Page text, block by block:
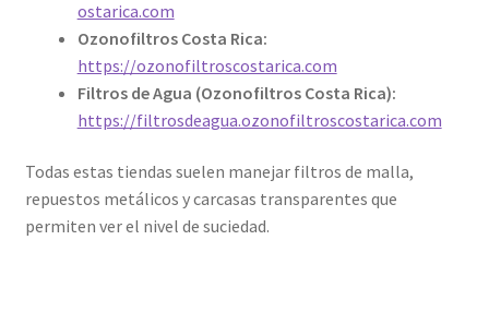
ostarica.com
Ozonofiltros Costa Rica:
https://ozonofiltroscostarica.com
Filtros de Agua (Ozonofiltros Costa Rica):
https://filtrosdeagua.ozonofiltroscostarica.com
Todas estas tiendas suelen manejar filtros de malla,
repuestos metálicos y carcasas transparentes que
permiten ver el nivel de suciedad.